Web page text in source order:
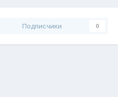
Подписчики 0